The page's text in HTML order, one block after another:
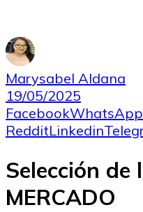
Marysabel Aldana
19/05/2025
FacebookWhatsApp
RedditLinkedin
Selección de
MERCADO